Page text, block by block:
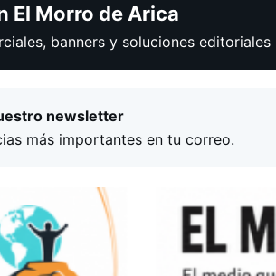
El Morro de Arica
banners y soluciones
newsletter
más importantes en tu correo.